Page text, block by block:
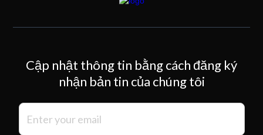
Cập nhật thông tin bằng cách đăng ký
nhận bản tin của chúng tôi